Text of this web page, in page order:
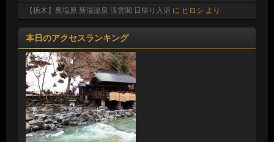
【栃木】奥塩原 新湯温泉 渓雲閣 日帰り入浴 に ヒロシ より
本日のアクセスランキング